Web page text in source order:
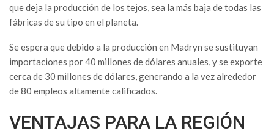
que deja la producción de los tejos, sea la más baja de todas las
fábricas de su tipo en el planeta.
Se espera que debido a la producción en Madryn se sustituyan
importaciones por 40 millones de dólares anuales, y se exporte
cerca de 30 millones de dólares, generando a la vez alrededor
de 80 empleos altamente calificados.
VENTAJAS PARA LA REGIÓN